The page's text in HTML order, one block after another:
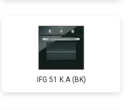
IFG 51 K.A (BK)